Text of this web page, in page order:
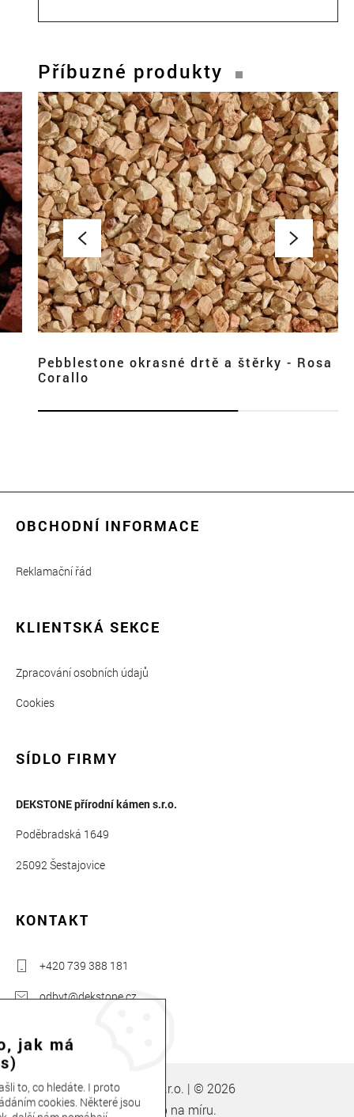
Příbuzné produkty
Pebblestone okrasné drtě a štěrky - Rosa
Corallo
OBCHODNÍ INFORMACE
Reklamační řád
KLIENTSKÁ SEKCE
Zpracování osobních údajů
Cookies
SÍDLO FIRMY
DEKSTONE přírodní kámen s.r.o.
Poděbradská 1649
25092 Šestajovice
KONTAKT
+420 739 388 181
odbyt@dekstone.cz
Dekstone přírodní kámen s.r.o. | © 2026
Clevero.Chytrý eshop na míru.
jak má
to, co hledáte. I proto
cookies. Některé jsou